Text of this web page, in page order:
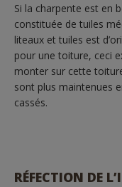
Si la charpente est en
constituée de tuiles
liteaux et tuiles est
pour une toiture, ceci
monter sur cette
sont plus maintenues
cassés.
RÉFECTION DE